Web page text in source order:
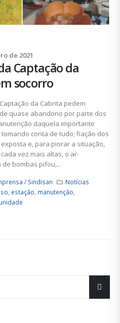
de 2021
Captação da
socorro
da Cabrita pedem
quase abandono por parte dos
daquela importante
conta de tudo; fiação dos
e, para piorar a situação,
vez mais altas, o ar-
bombas pifou,...
/ Sindisan
Notícias
estação manutenção
unidade